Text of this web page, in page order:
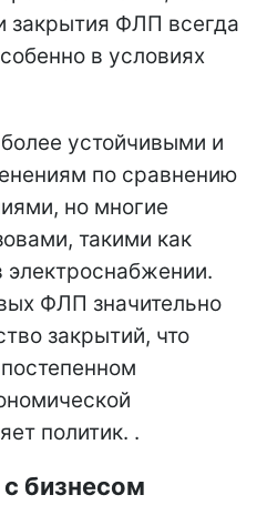
закрытия ФЛП всегда
в условиях
устойчивыми и
по сравнению
но многие
такими как
ФЛП значительно
закрытий, что
политик. .
бизнесом